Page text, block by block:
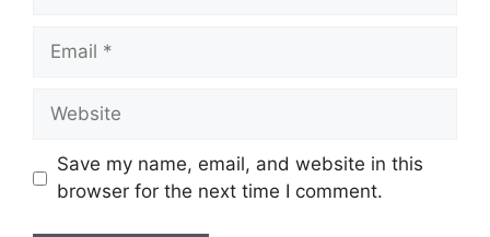
Email
Website
Save my name, email, and website in this
browser for the next time I comment.